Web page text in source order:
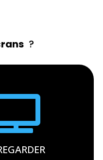
?